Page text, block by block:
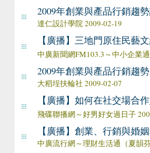
2009年創業與產品行銷趨
達仁設計學院 2009-02-19
【廣播】三地門原住民藝
中廣新聞網FM103.3～中小企業
2009年創業與產品行銷趨勢
大稻埕扶輪社 2009-02-07
【廣播】如何在社交場合
飛碟聯播網～好男好女過日子
【廣播】創業、行銷與婚
中廣流行網～理財生活通（夏韻